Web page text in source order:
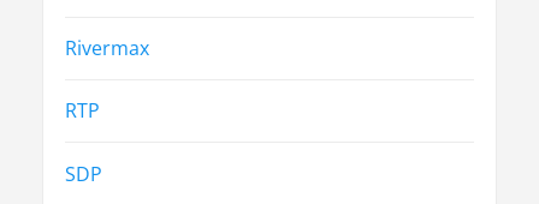
Rivermax
RTP
SDP